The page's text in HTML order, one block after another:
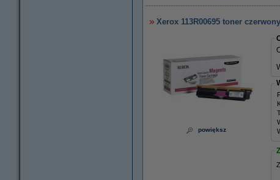
Xerox 113R00695 toner
powiększ